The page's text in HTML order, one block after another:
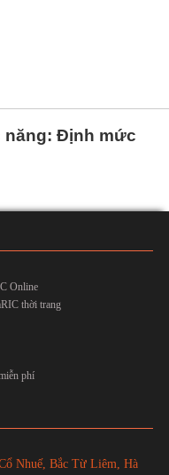
Định mức
Online
thời trang
phí
Nhuế, Bắc Từ Liêm, Hà